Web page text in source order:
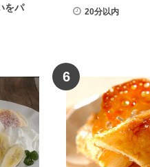
をパ
20分以内
6